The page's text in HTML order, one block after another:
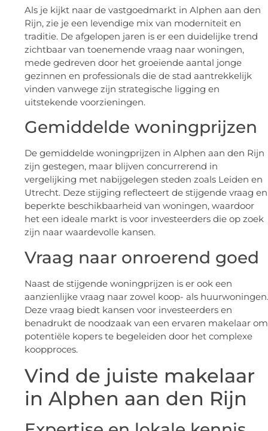
Als je kijkt naar de vastgoedmarkt in Alphen aan den
Rijn, zie je een levendige mix van moderniteit en
traditie. De afgelopen jaren is er een duidelijke trend
zichtbaar van toenemende vraag naar woningen,
mede gedreven door het groeiende aantal jonge
gezinnen en professionals die de stad aantrekkelijk
vinden vanwege zijn strategische ligging en
uitstekende voorzieningen.
Gemiddelde woningprijzen
De gemiddelde woningprijzen in Alphen aan den Rijn
zijn gestegen, maar blijven concurrerend in
vergelijking met nabijgelegen steden zoals Leiden en
Utrecht. Deze stijging reflecteert de stijgende vraag en
beperkte beschikbaarheid van woningen, waardoor
het een ideale markt is voor investeerders die op zoek
zijn naar waardevolle kansen.
Vraag naar onroerend goed
Naast de stijgende woningprijzen is er ook een
aanzienlijke vraag naar zowel koop- als huurwoningen.
Deze vraag biedt kansen voor investeerders en
benadrukt de noodzaak van een ervaren makelaar om
potentiële kopers te begeleiden door het complexe
koopproces.
Vind de juiste makelaar
in Alphen aan den Rijn